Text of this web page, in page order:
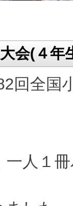
会(４年
回全国
一人１